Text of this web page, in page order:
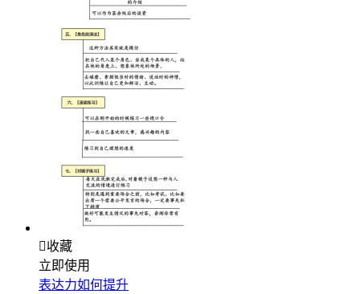
收藏
立即使用
表达力如何提升